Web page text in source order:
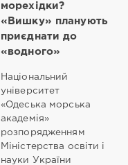
морехідки?
«Вишку» планують
приєднати до
«водного»
Національний
університет
«Одеська морська
академія»
розпорядженням
Міністерства освіти і
науки України